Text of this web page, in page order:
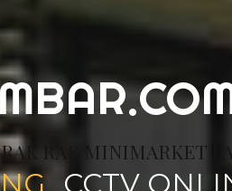
RAK MINIMARKET
RAK RAK